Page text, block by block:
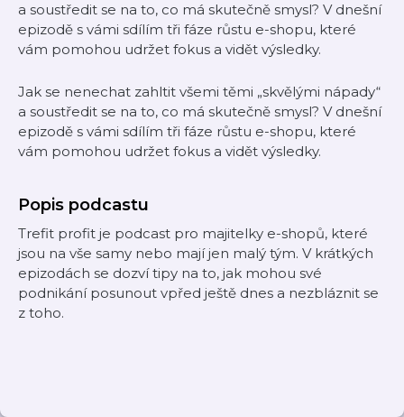
a soustředit se na to, co má skutečně smysl? V dnešní
epizodě s vámi sdílím tři fáze růstu e-shopu, které
vám pomohou udržet fokus a vidět výsledky.
Jak se nenechat zahltit všemi těmi „skvělými nápady“
a soustředit se na to, co má skutečně smysl? V dnešní
epizodě s vámi sdílím tři fáze růstu e-shopu, které
vám pomohou udržet fokus a vidět výsledky.
Popis podcastu
Trefit profit je podcast pro majitelky e-shopů, které
jsou na vše samy nebo mají jen malý tým. V krátkých
epizodách se dozví tipy na to, jak mohou své
podnikání posunout vpřed ještě dnes a nezbláznit se
z toho.